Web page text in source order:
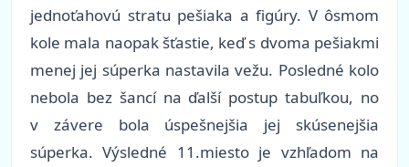
jednoťahovú stratu pešiaka a figúry. V ôsmom
kole mala naopak šťastie, keď s dvoma pešiakmi
menej jej súperka nastavila vežu. Posledné kolo
nebola bez šancí na ďalší postup tabuľkou, no
v závere bola úspešnejšia jej skúsenejšia
súperka. Výsledné 11.miesto je vzhľadom na